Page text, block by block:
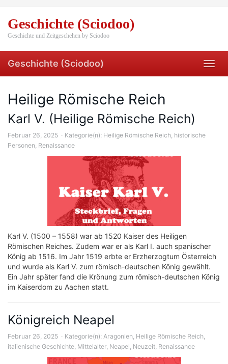
main
content
Geschichte (Sciodoo)
Geschichte und Zeitgeschehen by Sciodoo
Geschichte (Sciodoo)
Heilige Römische Reich
Karl V. (Heilige Römische Reich)
Februar 26, 2025 Kategorie(n): Heilige Römische Reich, historische
Personen, Renaissance
Karl V. (1500 – 1558) war ab 1520 Kaiser des Heiligen
Römischen Reiches. Zudem war er als Karl I. auch spanischer
König ab 1516. Im Jahr 1519 erbte er Erzherzogtum Österreich
und wurde als Karl V. zum römisch-deutschen König gewählt.
Ein Jahr später fand die Krönung zum römisch-deutschen König
im Kaiserdom zu Aachen statt.
Königreich Neapel
Februar 26, 2025 Kategorie(n): Aragonien, Heilige Römische Reich,
italienische Geschichte, Mittelalter, Neapel, Neuzeit, Renaissance